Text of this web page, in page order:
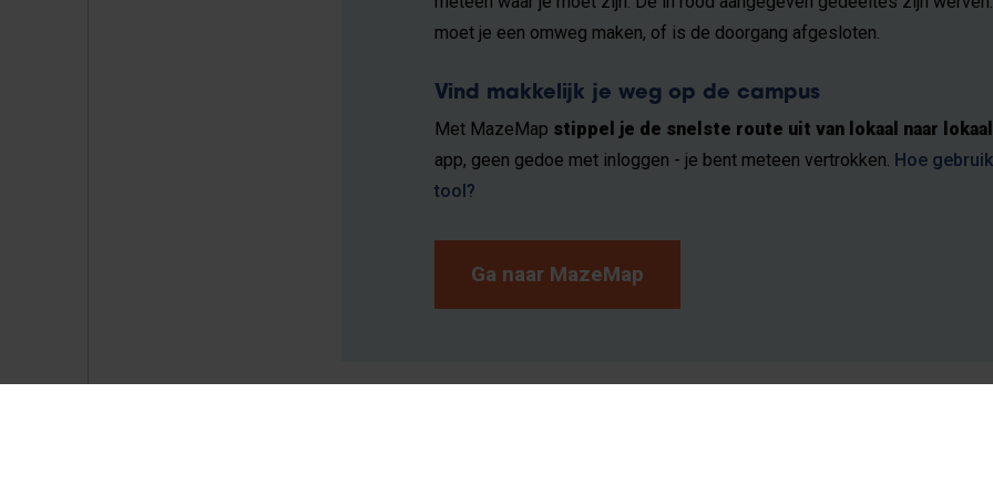
moet je een omweg maken, of is de doorgang afgesloten.
Vind makkelijk je weg op de campus
Met MazeMap stippel je de snelste route uit van lokaal naar lokaal
app, geen gedoe met inloggen - je bent meteen vertrokken. Hoe
tool?
Ga naar MazeMap